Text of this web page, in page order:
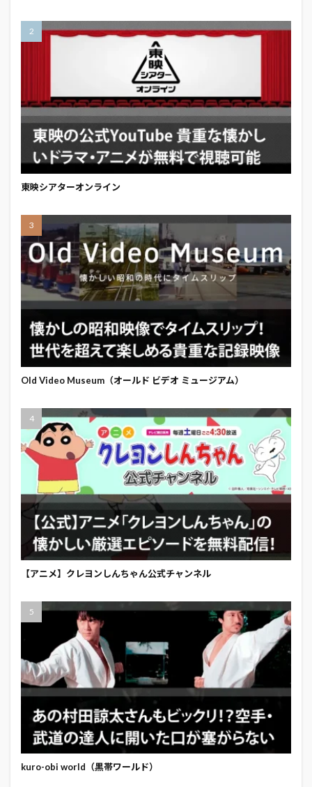
東映シアターオンライン
Old Video Museum（オールド ビデオ ミュージアム）
【アニメ】クレヨンしんちゃん公式チャンネル
kuro-obi world（黒帯ワールド）